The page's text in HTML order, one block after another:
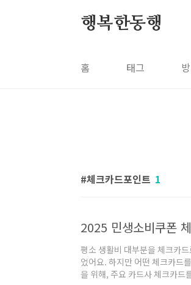
행복한동행
홈 태그
체크카드포인트 1
평소 생활비 대부분을 체크카
었어요. 하지만 어떤 체크카드
을 위해, 주요 카드사 체크카드